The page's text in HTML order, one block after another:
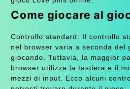
Come giocare al
Controllo standard: Il controllo
nel browser varia a seconda del
giocando. Tuttavia, la maggior
browser utilizza la tastiera e il
mezzi di input. Ecco alcuni